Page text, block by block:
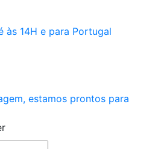
às 14H e para Portugal
estamos prontos para